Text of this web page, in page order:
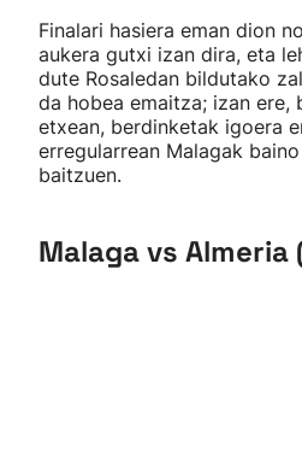
Finalari hasiera eman dion
aukera gutxi izan dira, eta
dute Rosaledan bildutako
da hobea emaitza; izan ere,
etxean, berdinketak igoera
erregularrean Malagak
baitzuen.
Malaga vs